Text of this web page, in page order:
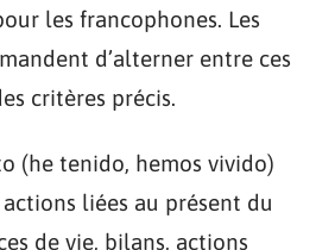
les francophones. Les
d’alterner entre ces
critères précis.
(he tenido, hemos vivido)
liées au présent du
de vie, bilans, actions